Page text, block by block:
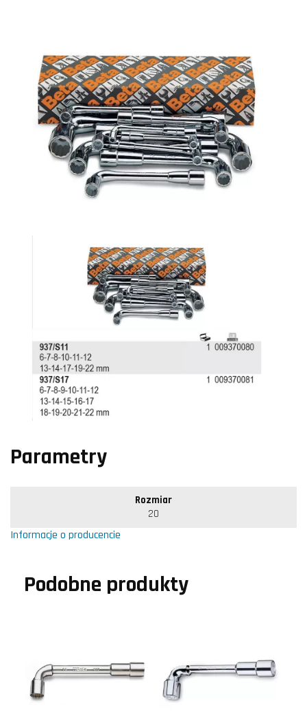
Parametry
Rozmiar
20
Informacje o producencie
Podobne produkty